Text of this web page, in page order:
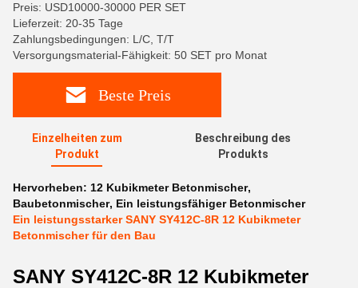
Preis: USD10000-30000 PER SET
Lieferzeit: 20-35 Tage
Zahlungsbedingungen: L/C, T/T
Versorgungsmaterial-Fähigkeit: 50 SET pro Monat
Beste Preis
Einzelheiten zum
Produkt
Beschreibung des
Produkts
Hervorheben: 12 Kubikmeter Betonmischer,
Baubetonmischer, Ein leistungsfähiger Betonmischer
Ein leistungsstarker SANY SY412C-8R 12 Kubikmeter
Betonmischer für den Bau
SANY SY412C-8R 12 Kubikmeter